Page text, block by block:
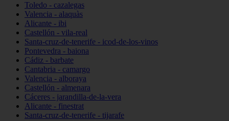
Toledo - cazalegas
Valencia - alaquàs
Alicante - ibi
Castellón - vila-real
Santa-cruz-de-tenerife - icod-de-los-vinos
Pontevedra - baiona
Cádiz - barbate
Cantabria - camargo
Valencia - alboraya
Castellón - almenara
Cáceres - jarandilla-de-la-vera
Alicante - finestrat
Santa-cruz-de-tenerife - tijarafe